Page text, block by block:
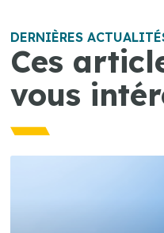
DERNIÈRES
Ces
vous